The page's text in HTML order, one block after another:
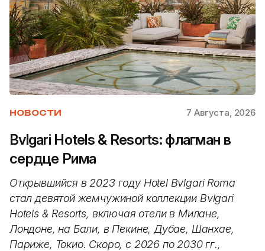
НОВОСТИ 7 Августа, 2026
Bvlgari Hotels & Resorts: флагман в
сердце Рима
Открывшийся в 2023 году Hotel Bvlgari Roma
стал девятой жемчужиной коллекции Bvlgari
Hotels & Resorts, включая отели в Милане,
Лондоне, на Бали, в Пекине, Дубае, Шанхае,
Париже, Токио. Скоро, с 2026 по 2030 гг.,